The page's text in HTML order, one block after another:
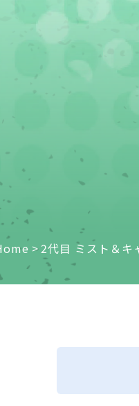
> 2代目 ミスト＆キ